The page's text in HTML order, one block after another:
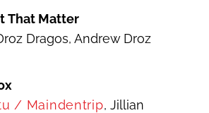
That Matter
Dragos, Andrew Droz
/ Maindentrip, Jillian